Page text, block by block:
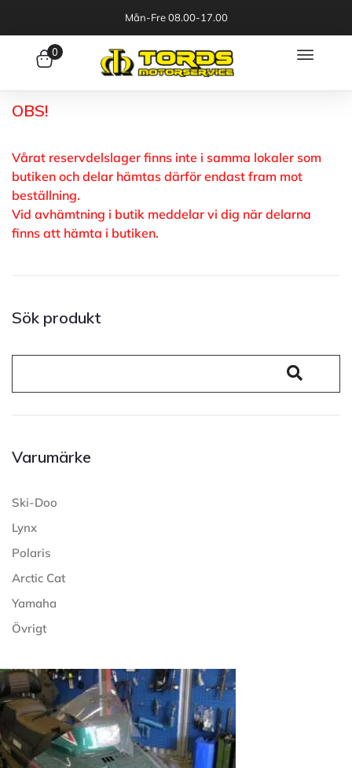
Mån-Fre 08.00-17.00
0
OBS!
Vårat reservdelslager finns inte i samma lokaler som
butiken och delar hämtas därför endast fram mot
beställning.
Vid avhämtning i butik meddelar vi dig när delarna
finns att hämta i butiken.
Sök produkt
Varumärke
Ski-Doo
Lynx
Polaris
Arctic Cat
Yamaha
Övrigt